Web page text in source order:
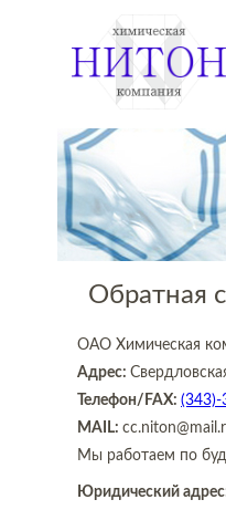
Обратная
ОАО Химическая
Адрес:
Телефон/FAX: (343)-
MAIL:
Мы работаем по
Юридический